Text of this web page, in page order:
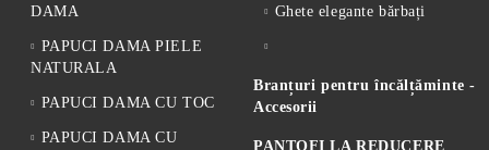
DAMA
PAPUCI DAMA PIELE
NATURALA
PAPUCI DAMA CU TOC
PAPUCI DAMA CU
Ghete elegante bărbați
Branțuri pentru încălțăminte -
Accesorii
PANTOFI LA REDUCERE